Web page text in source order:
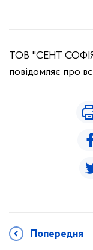
ТОВ "СЕНТ
повідомляє про
Попередня